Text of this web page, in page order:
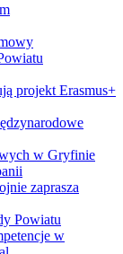
projekt Erasmus+
w Gryfinie
zaprasza
Powiatu
w